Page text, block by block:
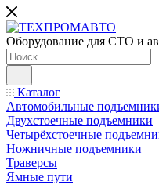
Оборудование для СТО и
Каталог
Автомобильные
Двухстоечные подъемники
Четырёхстоечные
Ножничные подъемники
Траверсы
Ямные пути